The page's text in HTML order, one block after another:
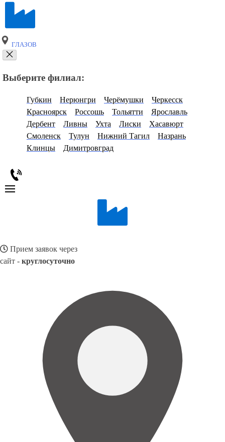
ГЛАЗОВ
Выберите филиал:
Губкин Нерюнгри Черёмушки
Черкесск
Красноярск
Россошь Тольятти
Ярославль
Дербент
Ливны Ухта Лиски
Хасавюрт
Смоленск
Тулун Нижний Тагил
Назрань
Клинцы
Димитровград
Прием заявок через
сайт - круглосуточно